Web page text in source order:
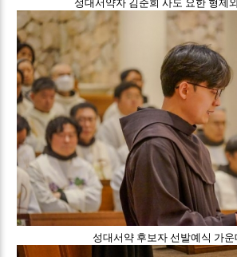
성대서약 후보자 선발예식 가운